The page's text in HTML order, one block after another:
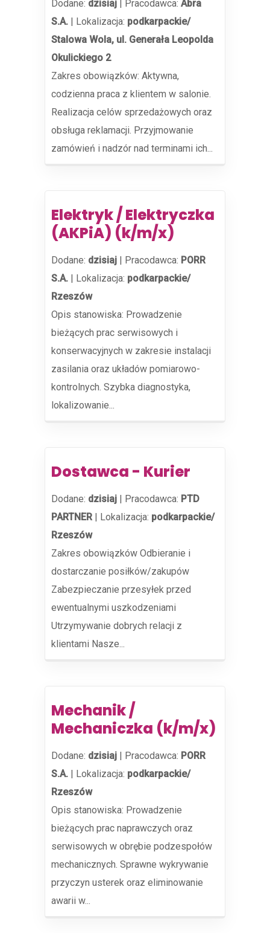
Dodane: dzisiaj Pracodawca: Abra
S.A. | Lokalizacja: podkarpackie/
Stalowa Wola, ul. Generała Leopolda
Okulickiego 2
Zakres obowiązków: Aktywna,
codzienna praca z klientem w salonie.
Realizacja celów sprzedażowych oraz
obsługa reklamacji. Przyjmowanie
zamówień i nadzór nad terminami ich...
Elektryk / Elektryczka
(AKPiA) (k/m/x)
Dodane: dzisiaj | Pracodawca: PORR
S.A. | Lokalizacja: podkarpackie/
Rzeszów
Opis stanowiska: Prowadzenie
bieżących prac serwisowych i
konserwacyjnych w zakresie instalacji
zasilania oraz układów pomiarowo-
kontrolnych. Szybka diagnostyka,
lokalizowanie...
Dostawca - Kurier
Dodane: dzisiaj | Pracodawca: PTD
PARTNER | Lokalizacja: podkarpackie/
Rzeszów
Zakres obowiązków Odbieranie i
dostarczanie posiłków/zakupów
Zabezpieczanie przesyłek przed
ewentualnymi uszkodzeniami
Utrzymywanie dobrych relacji z
klientami Nasze...
Mechanik /
Mechaniczka (k/m/x)
Dodane: dzisiaj | Pracodawca: PORR
S.A. | Lokalizacja: podkarpackie/
Rzeszów
Opis stanowiska: Prowadzenie
bieżących prac naprawczych oraz
serwisowych w obrębie podzespołów
mechanicznych. Sprawne wykrywanie
przyczyn usterek oraz eliminowanie
awarii w...